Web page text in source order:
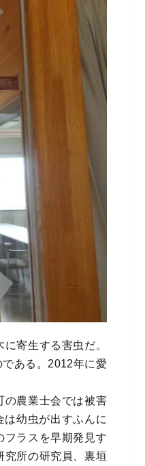
寄生する害虫だ。
ある。2012年に愛
の農業士会では被害
幼虫が出すふんに
フラスを早期発見す
究所の研究員、裏垣